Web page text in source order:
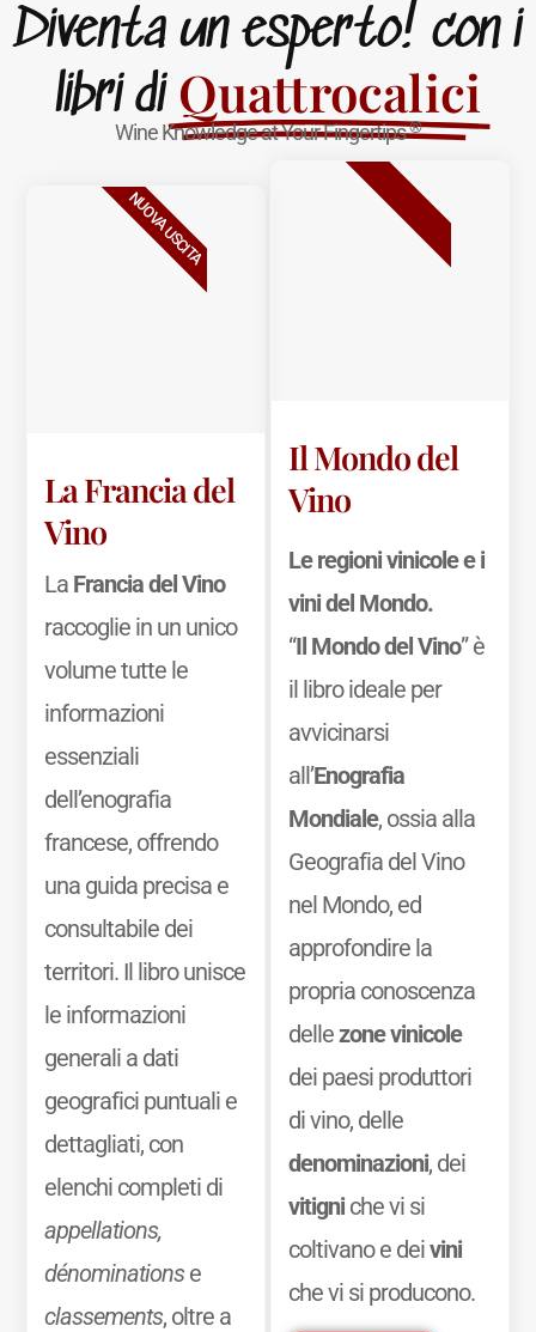
Diventa un esperto! con i
libri di Quattrocalici
Wine Knowledge at Your Fingertips®
La Francia del
Vino
La Francia del Vino
raccoglie in un unico
volume tutte le
informazioni
essenziali
dell’enografia
francese, offrendo
una guida precisa e
consultabile dei
territori. Il libro unisce
le informazioni
generali a dati
geografici puntuali e
dettagliati, con
elenchi completi di
appellations,
dénominationse
classements, oltre a
NUOVA USCITA
Il Mondo del
Vino
Le regioni vinicole e i
vini del Mondo.
“Il Mondo del Vino” è
il libro ideale per
avvicinarsi
all’Enografia
Mondiale, ossia alla
Geografia del Vino
nel Mondo, ed
approfondire la
propria conoscenza
dellezone vinicole
dei paesi produttori
di vino, delle
denominazioni, dei
vitigniche vi si
coltivano e deivini
che vi si producono.
BESTSELLER